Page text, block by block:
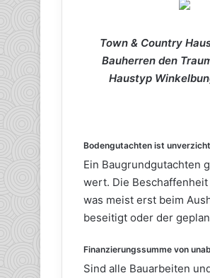
Town & Country
Bauherren den
Haustyp
Bodengutachten ist
Ein Baugrundgutachten
wert. Die
was meist erst beim
beseitigt oder der
Finanzierungssumme von
Sind alle Bauarbeiten